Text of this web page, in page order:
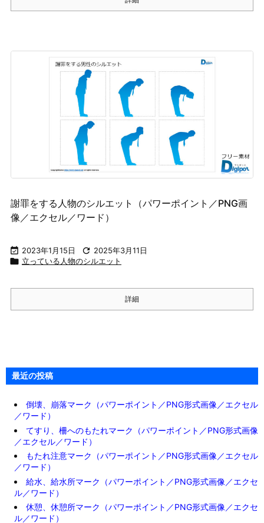
謝罪をする人物のシルエット（パワーポイント／PNG画
像／エクセル／ワード）
 2023年1月15日  2025年3月11日
 立っている人物のシルエット
詳細
最近の投稿
倒壊、崩落マーク（パワーポイント／PNG形式画像／エクセル
／ワード）
てすり、柵へのもたれマーク（パワーポイント／PNG形式画像
／エクセル／ワード）
もたれ注意マーク（パワーポイント／PNG形式画像／エクセル
／ワード）
給水、給水所マーク（パワーポイント／PNG形式画像／エクセ
ル／ワード）
休憩、休憩所マーク（パワーポイント／PNG形式画像／エクセ
ル／ワード）